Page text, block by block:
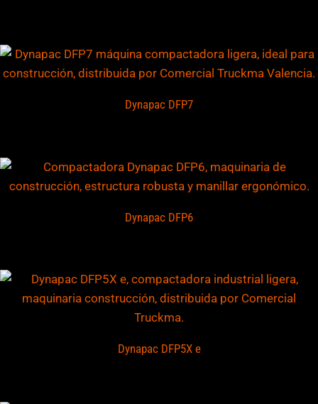
Dynapac DFP7
Dynapac DFP6
Dynapac DFP5X e